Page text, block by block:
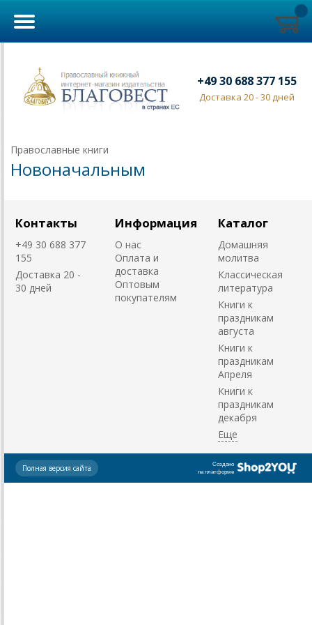
+49 30 688 377 155
Доставка 20 - 30 дней
Православные книги
Новоначальным
Контакты
+49 30 688 377
155
Доставка 20 -
30 дней
Информация
О нас
Оплата и
доставка
Оптовым
покупателям
Каталог
Домашняя
молитва
Классическая
литература
Книги к
праздникам
августа
Книги к
праздникам
Апреля
Книги к
праздникам
декабря
Создано
на платформе
Полная версия сайта